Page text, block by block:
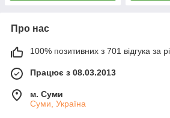
Про нас
100% позитивних з 701 відгука за
Працює з 08.03.2013
м. Суми
Суми, Україна